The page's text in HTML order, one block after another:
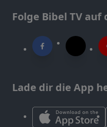
Folge Bibel TV
Lade dir die App